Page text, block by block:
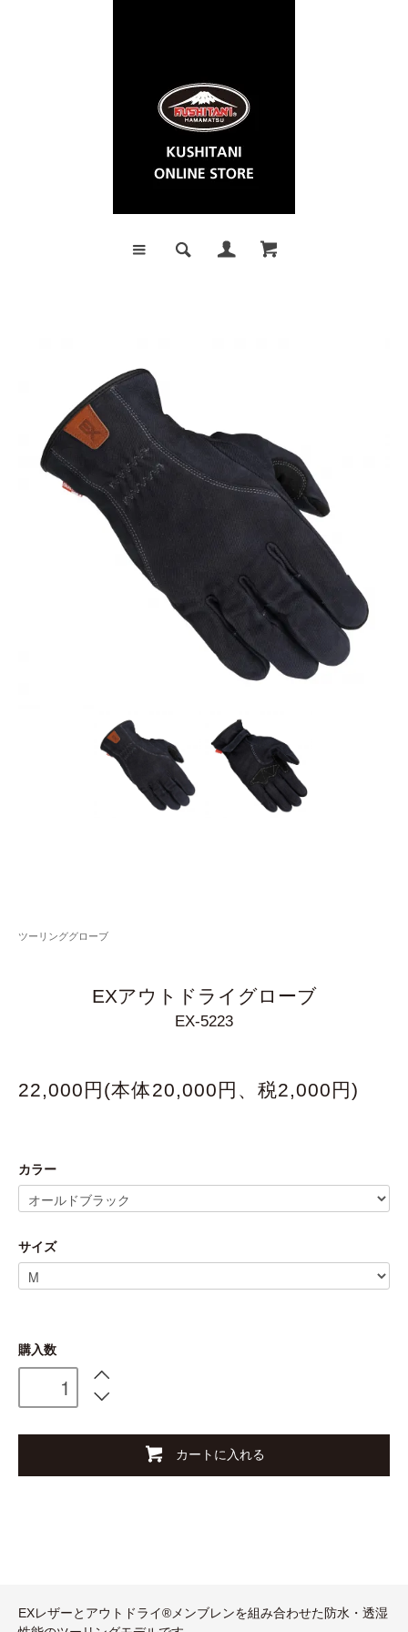
ツーリンググローブ
EXアウトドライグローブ
EX-5223
22,000円(本体20,000円、税2,000円)
カラー
サイズ
購入数
カートに入れる
EXレザーとアウトドライ®メンブレンを組み合わせた防水・透湿